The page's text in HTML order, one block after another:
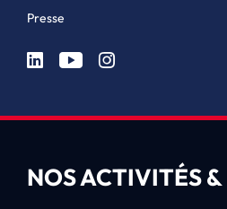
Presse
NOS ACTIVITÉS &